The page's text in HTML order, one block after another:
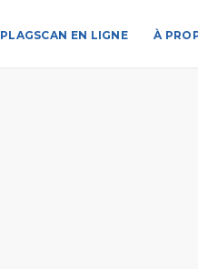
PLAGSCAN EN LIGNE À